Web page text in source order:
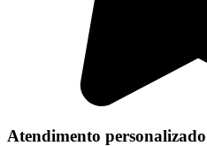
Atendimento personalizado